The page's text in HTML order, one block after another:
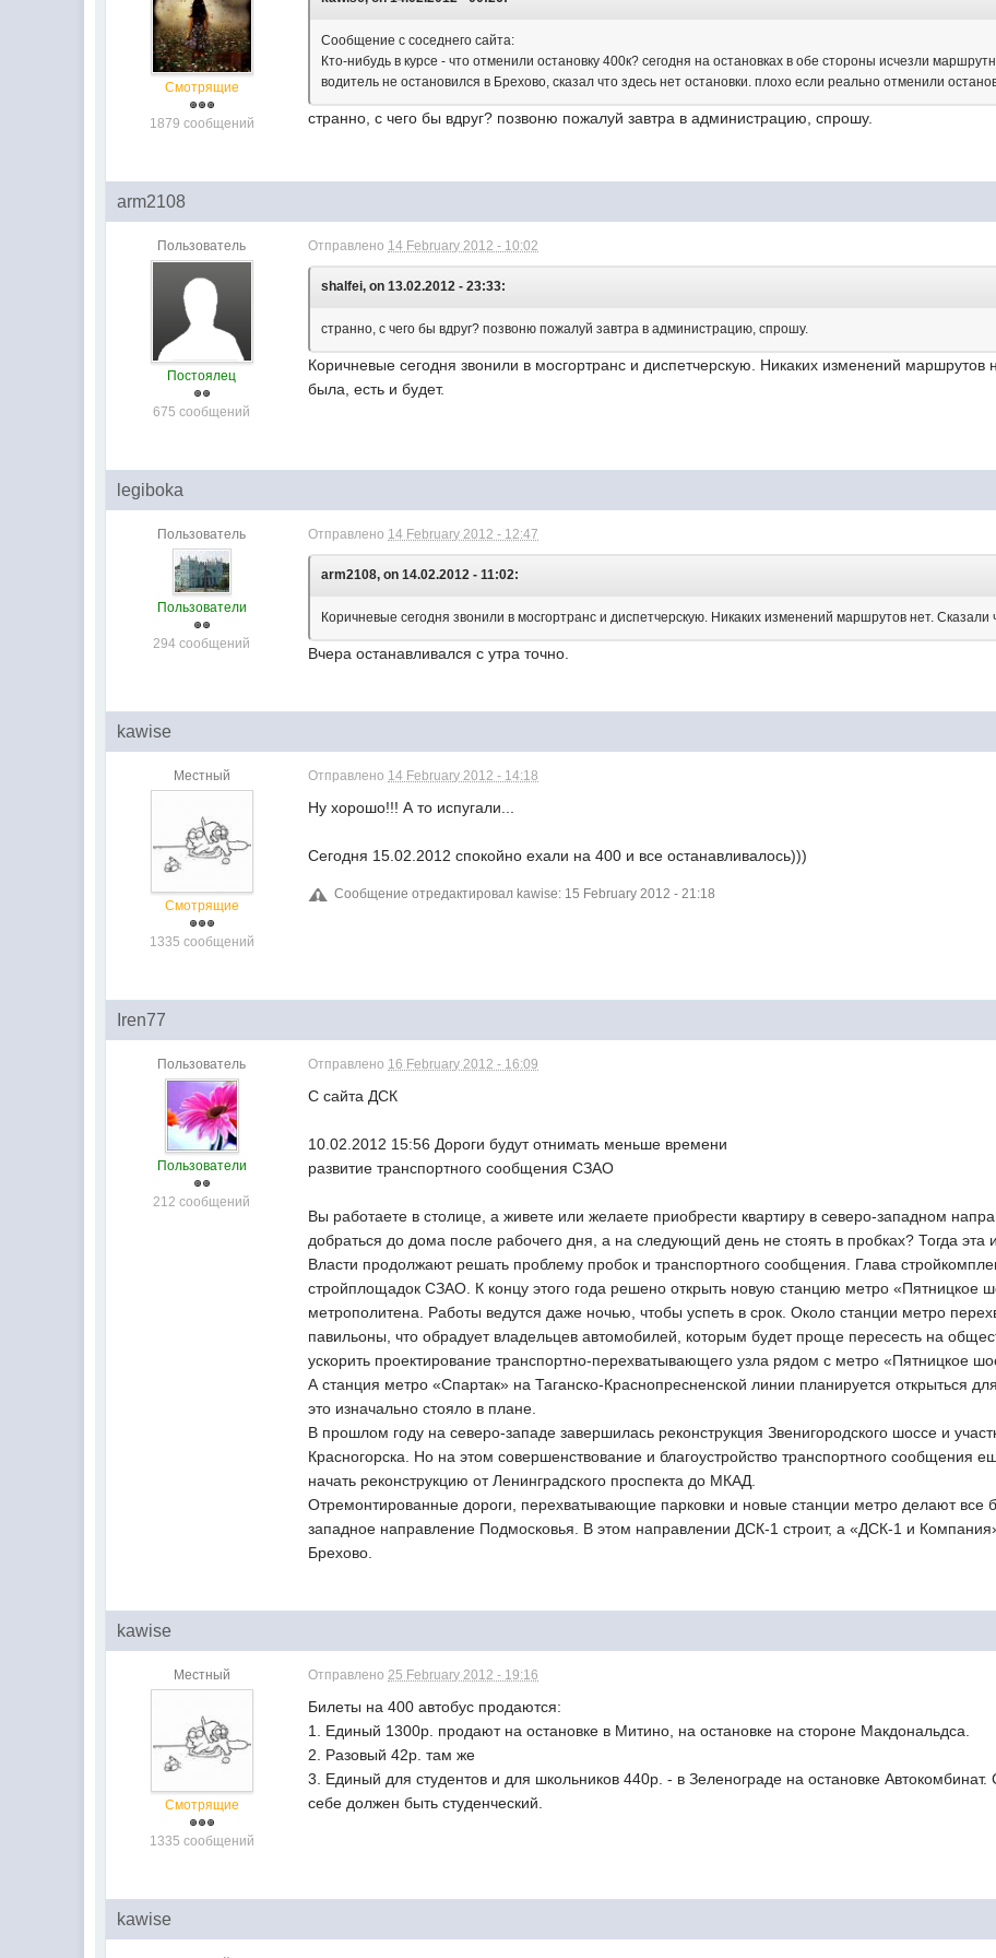
Смотрящие
1879 сообщений
Сообщение с соседнего сайта:
Кто-нибудь в курсе - что отменили остановку 400к? сегодня на остановках в обе стороны исчезли
водитель не остановился в Брехово, сказал что здесь нет остановки. плохо если реально отменили
странно, с чего бы вдруг? позвоню пожалуй завтра в администрацию, спрошу.
arm2108
Пользователь
Постоялец
675 сообщений
Отправлено 14 February 2012 - 10:02
shalfei, on 13.02.2012 - 23:33:
странно, с чего бы вдруг? позвоню пожалуй завтра в администрацию, спрошу.
Коричневые сегодня звонили в мосгортранс и диспетчерскую. Никаких изменений маршрутов
была, есть и будет.
legiboka
Пользователь
Пользователи
294 сообщений
Отправлено 14 February 2012 - 12:47
arm2108, on 14.02.2012 - 11:02:
Коричневые сегодня звонили в мосгортранс и диспетчерскую. Никаких изменений маршрутов нет. Сказали
Вчера останавливался с утра точно.
kawise
Местный
Смотрящие
1335 сообщений
Отправлено 14 February 2012 - 14:18
Ну хорошо!!! А то испугали...
Сегодня 15.02.2012 спокойно ехали на 400 и все останавливалось)))
Сообщение отредактировал kawise: 15 February 2012 - 21:18
Iren77
Пользователь
Пользователи
212 сообщений
Отправлено 16 February 2012 - 16:09
С сайта ДСК
10.02.2012 15:56 Дороги будут отнимать меньше времени
развитие транспортного сообщения СЗАО
Вы работаете в столице, а живете или желаете приобрести квартиру в северо-западном
добраться до дома после рабочего дня, а на следующий день не стоять в пробках? Тогда
Власти продолжают решать проблему пробок и транспортного сообщения. Глава
стройплощадок СЗАО. К концу этого года решено открыть новую станцию метро «Пятницкое
метрополитена. Работы ведутся даже ночью, чтобы успеть в срок. Около станции метро
павильоны, что обрадует владельцев автомобилей, которым будет проще пересесть на
ускорить проектирование транспортно-перехватывающего узла рядом с метро «Пятницкое
А станция метро «Спартак» на Таганско-Краснопресненской линии планируется открыться
это изначально стояло в плане.
В прошлом году на северо-западе завершилась реконструкция Звенигородского шоссе и
Красногорска. Но на этом совершенствование и благоустройство транспортного сообщения
начать реконструкцию от Ленинградского проспекта до МКАД.
Отремонтированные дороги, перехватывающие парковки и новые станции метро делают все
западное направление Подмосковья. В этом направлении ДСК-1 строит, а «ДСК-1 и
Брехово.
kawise
Местный
Смотрящие
1335 сообщений
Отправлено25 February 2012 - 19:16
Билеты на 400 автобус продаются:
1. Единый 1300р. продают на остановке в Митино, на остановке на стороне Макдональдса.
2. Разовый 42р. там же
3. Единый для студентов и для школьников 440р. - в Зеленограде на остановке
себе должен быть студенческий.
kawise